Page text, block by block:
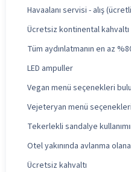
Havaalanı servisi - alış
Ücretsiz kontinental kahvaltı
Tüm aydınlatmanın en az
LED ampuller
Vegan menü seçenekleri
Vejeteryan menü
Tekerlekli sandalye
Otel yakınında avlanma
Ücretsiz kahvaltı